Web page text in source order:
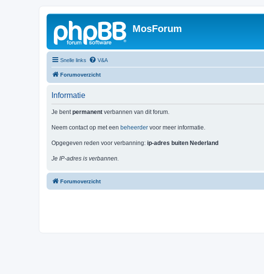
MosForum
Snelle links V&A
Forumoverzicht
Informatie
Je bentpermanent verbannen van dit forum.
Neem contact op met een beheerder voor meer informatie.
Opgegeven reden voor verbanning: ip-adres buiten Nederland
Je IP-adres is verbannen.
Forumoverzicht